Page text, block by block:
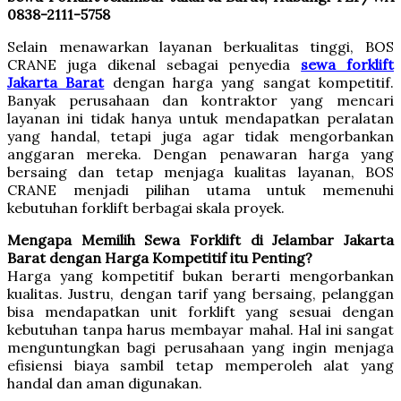
0838-2111-5758
Selain menawarkan layanan berkualitas tinggi, BOS
CRANE juga dikenal sebagai penyedia sewa forklift
Jakarta Baratdengan harga yang sangat kompetitif.
Banyak perusahaan dan kontraktor yang mencari
layanan ini tidak hanya untuk mendapatkan peralatan
yang handal, tetapi juga agar tidak mengorbankan
anggaran mereka. Dengan penawaran harga yang
bersaing dan tetap menjaga kualitas layanan, BOS
CRANE menjadi pilihan utama untuk memenuhi
kebutuhan forklift berbagai skala proyek.
Mengapa Memilih Sewa Forklift di Jelambar Jakarta
Barat dengan Harga Kompetitif itu Penting?
Harga yang kompetitif bukan berarti mengorbankan
kualitas. Justru, dengan tarif yang bersaing, pelanggan
bisa mendapatkan unit forklift yang sesuai dengan
kebutuhan tanpa harus membayar mahal. Hal ini sangat
menguntungkan bagi perusahaan yang ingin menjaga
efisiensi biaya sambil tetap memperoleh alat yang
handal dan aman digunakan.